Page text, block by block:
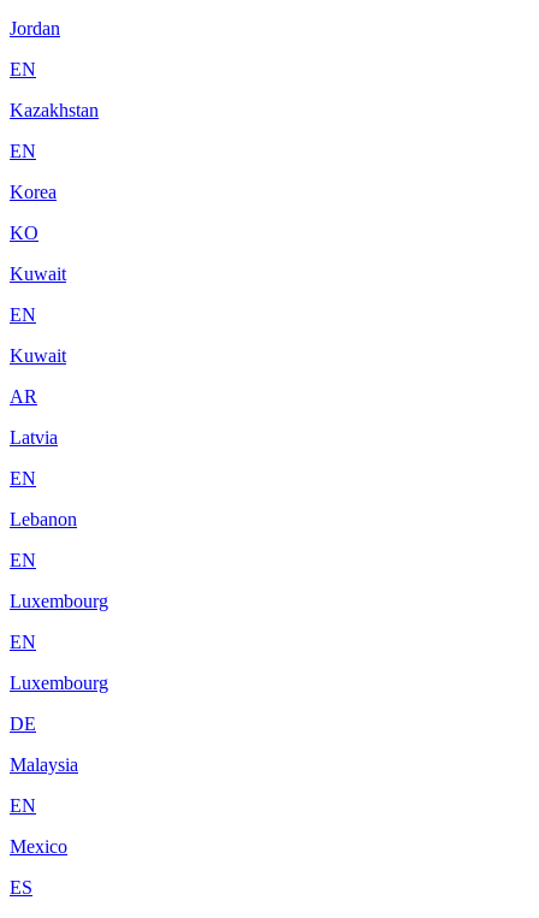
Jordan
EN
Kazakhstan
EN
Korea
KO
Kuwait
EN
Kuwait
AR
Latvia
EN
Lebanon
EN
Luxembourg
EN
Luxembourg
DE
Malaysia
EN
Mexico
ES